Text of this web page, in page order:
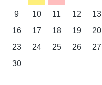
9
10 11 12 13
16
17 18 19 20
23
24 25 26 27
30